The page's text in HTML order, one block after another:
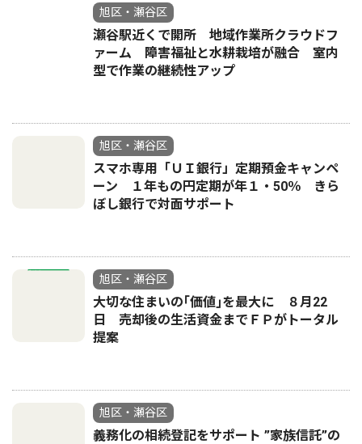
旭区・瀬谷区
瀬谷駅近くで開所 地域作業所クラウドフ
ァーム 障害福祉と水耕栽培が融合 室内
型で作業の継続性アップ
旭区・瀬谷区
スマホ専用「ＵＩ銀行」定期預金キャンペ
ーン １年もの円定期が年１・50％ きら
ぼし銀行で対面サポート
旭区・瀬谷区
大切な住まいの｢価値｣を最大に ８月22
日 売却後の生活資金までＦＰがトータル
提案
旭区・瀬谷区
義務化の相続登記をサポート ”家族信託”の